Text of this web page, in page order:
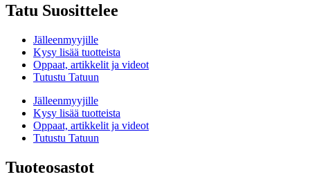
Tatu Suosittelee
Jälleenmyyjille
Kysy lisää tuotteista
Oppaat, artikkelit ja videot
Tutustu Tatuun
Jälleenmyyjille
Kysy lisää tuotteista
Oppaat, artikkelit ja videot
Tutustu Tatuun
Tuoteosastot